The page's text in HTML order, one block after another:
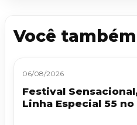
Você
06/08/2026
Festival
Linha Especial 55